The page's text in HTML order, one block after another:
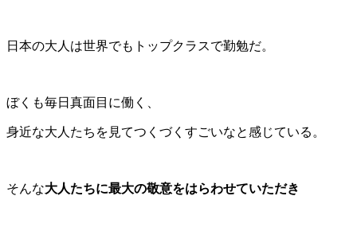
日本の大人は世界でもトップクラスで勤勉だ。
ぼくも毎日真面目に働く、
身近な大人たちを見てつくづくすごいなと感じている。
そんな大人たちに最大の敬意をはらわせていただき